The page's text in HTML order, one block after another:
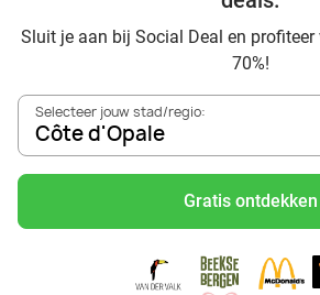
Sluit je aan bij Social Deal en
70%!
Selecteer jouw stad/regio:
Côte d'Opale
Gratis ontdekken
Visitez Eauzone SPA à prix réduit à
Allez au spa à Côte d'Opale et ses
Petit-déjeuner et lunch à Côte d'Opale